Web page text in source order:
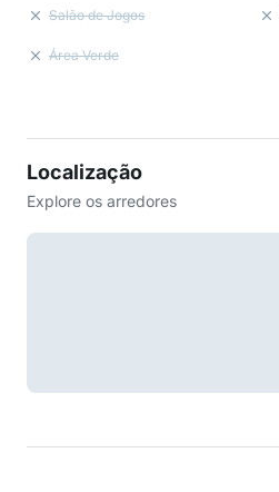
Salão de Jogos
Área Verde
Localização
Explore os arredores